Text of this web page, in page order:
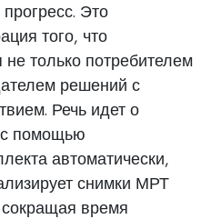
Это
того, что
не только потребителем
решений с
Речь идет о
помощью
автоматически,
снимки МРТ
время